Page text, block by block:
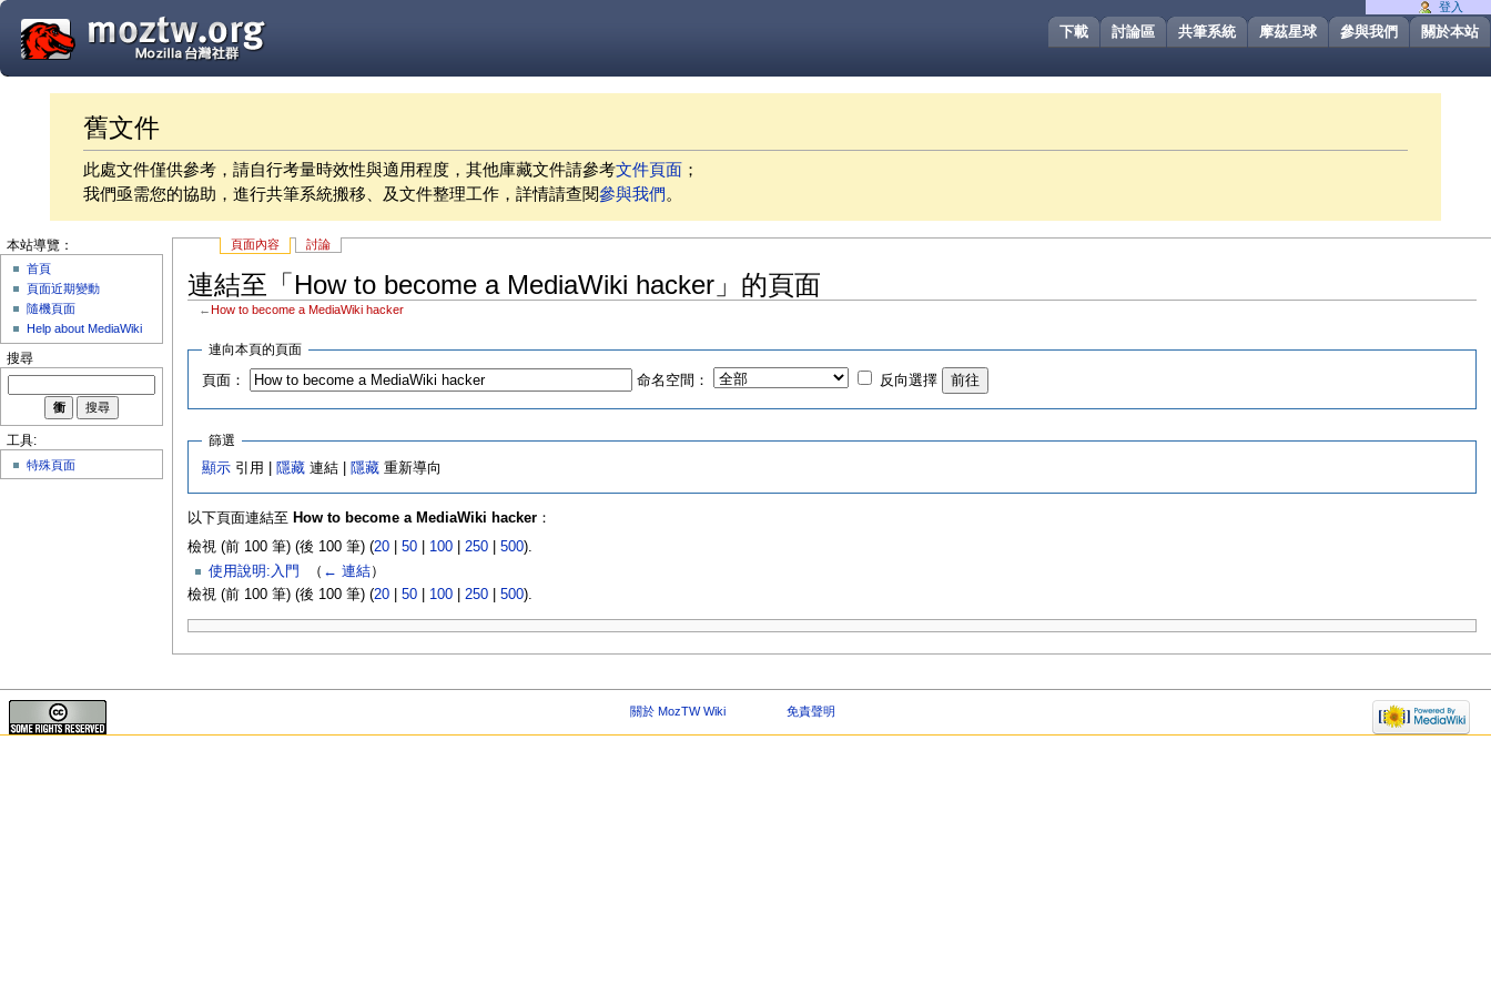
關於本站
參與我們
摩茲星球
共筆系統
討論區
下載
舊文件
此處文件僅供參考，請自行考量時效性與適用程度，其他庫藏文件請參考文件頁面 ；
我們亟需您的協助，進行共筆系統搬移、及文件整理工作，詳情請查閱參與我們。
頁面內容 討論
連結至「How to become a MediaWiki hacker」的頁面
← How to become a MediaWiki hacker
連向本頁的頁面
頁面： 命名空間： 反向選擇
篩選
顯示 引用 | 隱藏 連結 | 隱藏 重新導向
以下頁面連結至 How to become a MediaWiki hacker：
檢視 (前 100 筆) (後 100 筆) (20| 50| 100| 250| 500).
使用說明:入門
（ ← 連結）
檢視 (前 100 筆) (後 100 筆) (20| 50| 100| 250| 500).
登入
本站導覽：
首頁
頁面近期變動
隨機頁面
Help about MediaWiki
搜尋
工具:
特殊頁面
關於 MozTW Wiki 免責聲明